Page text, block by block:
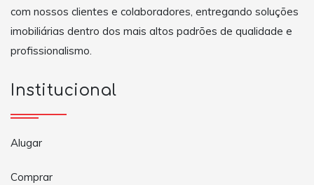
com nossos clientes e colaboradores, entregando soluções
imobiliárias dentro dos mais altos padrões de qualidade e
profissionalismo.
Institucional
Alugar
Comprar